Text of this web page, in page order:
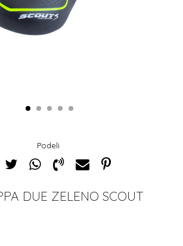
1 2 3 4 5
Podeli
DUE ZELENO SCOUT